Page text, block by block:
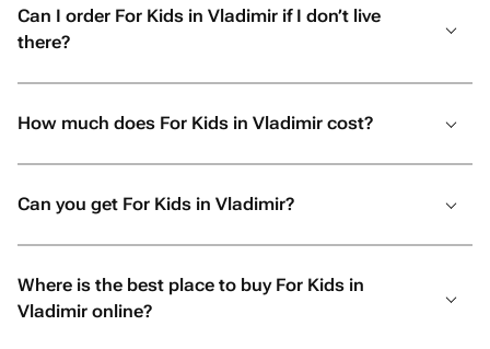
Can I order For Kids in Vladimir if I don’t live
there?
How much does For Kids in Vladimir cost?
Can you get For Kids in Vladimir?
Where is the best place to buy For Kids in
Vladimir online?